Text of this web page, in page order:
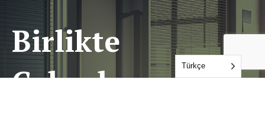
Birlikte
Çalışalım
Türkçe